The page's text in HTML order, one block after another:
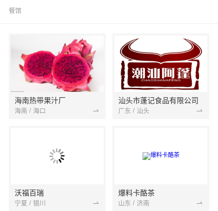
餐馆
海南热带果汁厂
海南 / 海口
汕头市蓬记食品有限公司
广东 / 汕头
沃福百瑞
宁夏 / 银川
爆料卡酪茶
山东 / 济南